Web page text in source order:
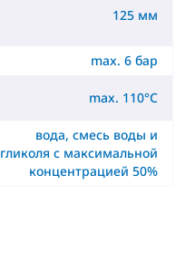
125 мм
max. 6 бар
max. 110°C
вода, смесь воды и
гликоля с максимальной
концентрацией 50%